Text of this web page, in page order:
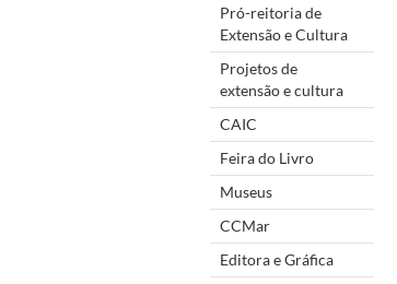
Pró-reitoria de
Extensão e Cultura
Projetos de
extensão e cultura
CAIC
Feira do Livro
Museus
CCMar
Editora e Gráfica